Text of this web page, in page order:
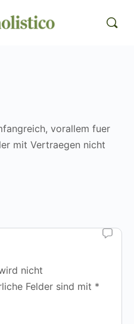
vorallem fuer
mit Vertraegen nicht
nicht
Felder sind mit *